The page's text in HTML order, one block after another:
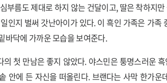
부름도 제대로 하지 않는 건달이고, 딸은 착하지
인지 벌써 갓난아이가 있다. 이 흑인 가족은 가족
바닥에 가까운 모습을 보여준다.
의 첫 만남은 좋지 않았다. 야스민은 퉁명스러운
안에 든 자신을 떠올린다. 브랜다는 사막 한가운